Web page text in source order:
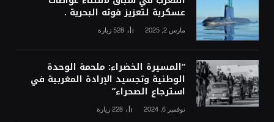
عسكرية لتعزيز قوته البحرية .
مارس 2, 2025 528 زيارة
“المسيرة الخضراء: ملحمة الوحدة
الوطنية وتجسيد الإرادة المغربية في
استرجاع الصحراء”
نوفمبر 6, 2024 228زيارة